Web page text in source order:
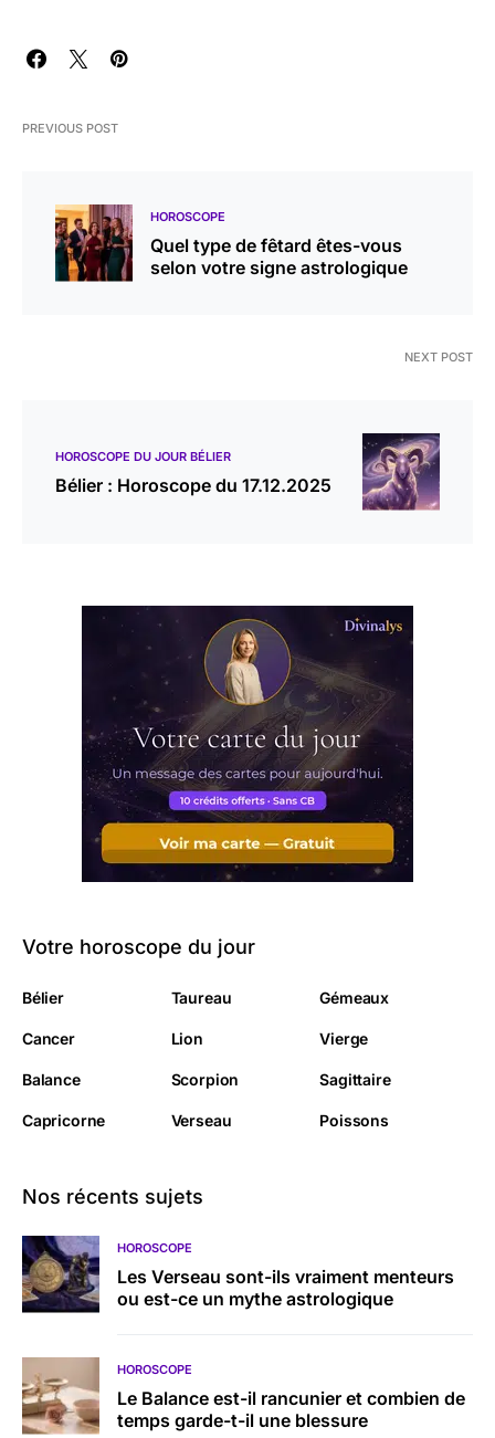
PREVIOUS POST
HOROSCOPE
Quel type de fêtard êtes-vous
selon votre signe astrologique
NEXT POST
HOROSCOPE DU JOUR BÉLIER
Bélier : Horoscope du 17.12.2025
Votre horoscope du jour
Bélier Taureau Gémeaux
Cancer Lion Vierge
Balance Scorpion Sagittaire
Capricorne Verseau Poissons
Nos récents sujets
HOROSCOPE
Les Verseau sont-ils vraiment menteurs
ou est-ce un mythe astrologique
HOROSCOPE
Le Balance est-il rancunier et combien de
temps garde-t-il une blessure